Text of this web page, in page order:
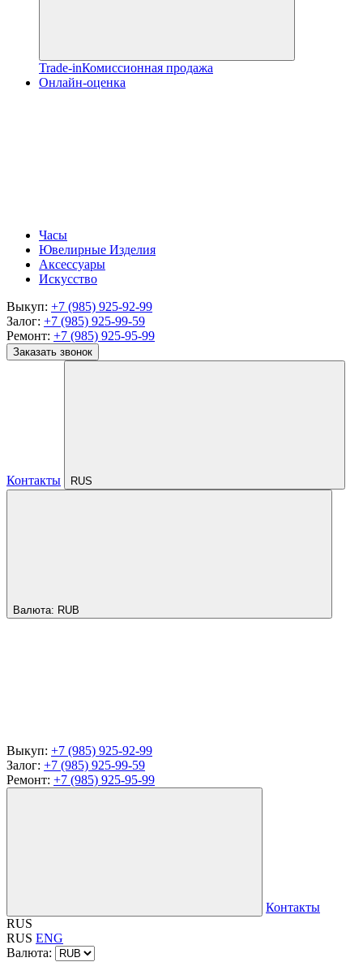
Trade-inКомиссионная продажа
Онлайн-оценка
Часы
Ювелирные Изделия
Аксессуары
Искусство
Выкуп: +7 (985) 925-92-99
Залог: +7 (985) 925-99-59
Ремонт: +7 (985) 925-95-99
Заказать звонок
Контакты RUS
Валюта: RUB
Выкуп: +7 (985) 925-92-99
Залог: +7 (985) 925-99-59
Ремонт: +7 (985) 925-95-99
Контакты
RUS
RUS ENG
Валюта: